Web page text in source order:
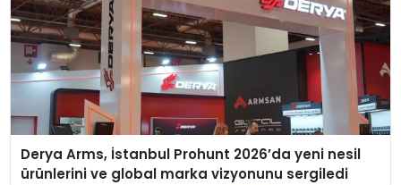
Derya Arms, İstanbul Prohunt 2026’da yeni nesil
ürünlerini ve global marka vizyonunu sergiledi